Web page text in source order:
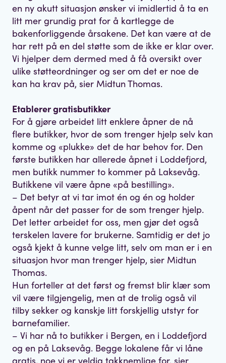
en ny akutt situasjon ønsker vi imidlertid å ta en
litt mer grundig prat for å kartlegge de
bakenforliggende årsakene. Det kan være at de
har rett på en del støtte som de ikke er klar over.
Vi hjelper dem dermed med å få oversikt over
ulike støtteordninger og ser om det er noe de
kan ha krav på, sier Midtun Thomas.
Etablerer gratisbutikker
For å gjøre arbeidet litt enklere åpner de nå
flere butikker, hvor de som trenger hjelp selv kan
komme og «plukke» det de har behov for. Den
første butikken har allerede åpnet i Loddefjord,
men butikk nummer to kommer på Laksevåg.
Butikkene vil være åpne «på bestilling».
– Det betyr at vi tar imot én og én og holder
åpent når det passer for de som trenger hjelp.
Det letter arbeidet for oss, men gjør det også
terskelen lavere for brukerne. Samtidig er det jo
også kjekt å kunne velge litt, selv om man er i en
situasjon hvor man trenger hjelp, sier Midtun
Thomas.
Hun forteller at det først og fremst blir klær som
vil være tilgjengelig, men at de trolig også vil
tilby sekker og kanskje litt forskjellig utstyr for
barnefamilier.
– Vi har nå to butikker i Bergen, en i Loddefjord
og en på Laksevåg. Begge lokalene får vi låne
gratis, noe vi er veldig takknemlige for, sier